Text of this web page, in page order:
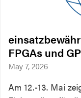
FPGAs und
May 7, 2026
Am 12.-13. Mai